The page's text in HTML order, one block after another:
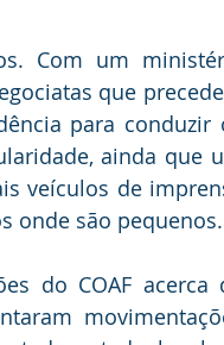
Com um
que
para conduzir
ainda que
veículos de
onde são pequenos.
do COAF acerca